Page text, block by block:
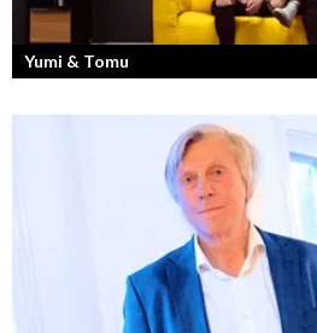
Yumi & Tomu
Läs mer om deras liv som YouTubers och